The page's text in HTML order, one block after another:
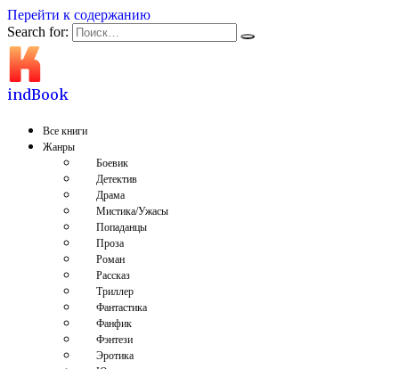
Перейти к содержанию
Search for:
indBook
Все книги
Жанры
Боевик
Детектив
Драма
Мистика/Ужасы
Попаданцы
Проза
Роман
Рассказ
Триллер
Фантастика
Фанфик
Фэнтези
Эротика